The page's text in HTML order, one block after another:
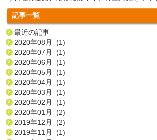
記事一覧
最近の記事
2020年08月 (1)
2020年07月 (1)
2020年06月 (1)
2020年05月 (1)
2020年04月 (1)
2020年03月 (1)
2020年02月 (1)
2020年01月 (2)
2019年12月 (2)
2019年11月 (1)